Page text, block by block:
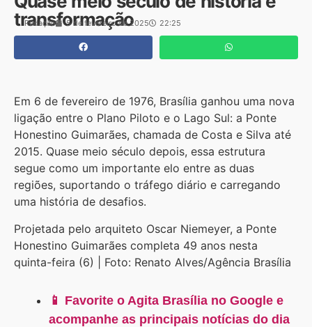
transformação
Redação 5 de fevereiro de 2025 22:25
Em 6 de fevereiro de 1976, Brasília ganhou uma nova
ligação entre o Plano Piloto e o Lago Sul: a Ponte
Honestino Guimarães, chamada de Costa e Silva até
2015. Quase meio século depois, essa estrutura
segue como um importante elo entre as duas
regiões, suportando o tráfego diário e carregando
uma história de desafios.
Projetada pelo arquiteto Oscar Niemeyer, a Ponte
Honestino Guimarães completa 49 anos nesta
quinta-feira (6) | Foto: Renato Alves/Agência Brasília
📱 Favorite o Agita Brasília no Google e
acompanhe as principais notícias do dia